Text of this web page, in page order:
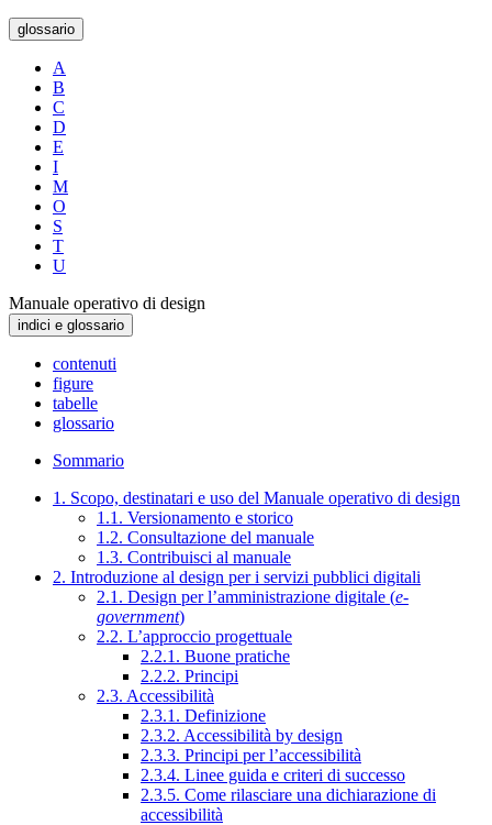
glossario
A
B
C
D
E
I
M
O
S
T
U
Manuale operativo di design
indici e glossario
contenuti
figure
tabelle
glossario
Sommario
1. Scopo, destinatari e uso del Manuale operativo di design
1.1. Versionamento e storico
1.2. Consultazione del manuale
1.3. Contribuisci al manuale
2. Introduzione al design per i servizi pubblici digitali
2.1. Design per l’amministrazione digitale (e-
government)
2.2. L’approccio progettuale
2.2.1. Buone pratiche
2.2.2. Principi
2.3. Accessibilità
2.3.1. Definizione
2.3.2. Accessibilità by design
2.3.3. Principi per l’accessibilità
2.3.4. Linee guida e criteri di successo
2.3.5. Come rilasciare una dichiarazione di
accessibilità